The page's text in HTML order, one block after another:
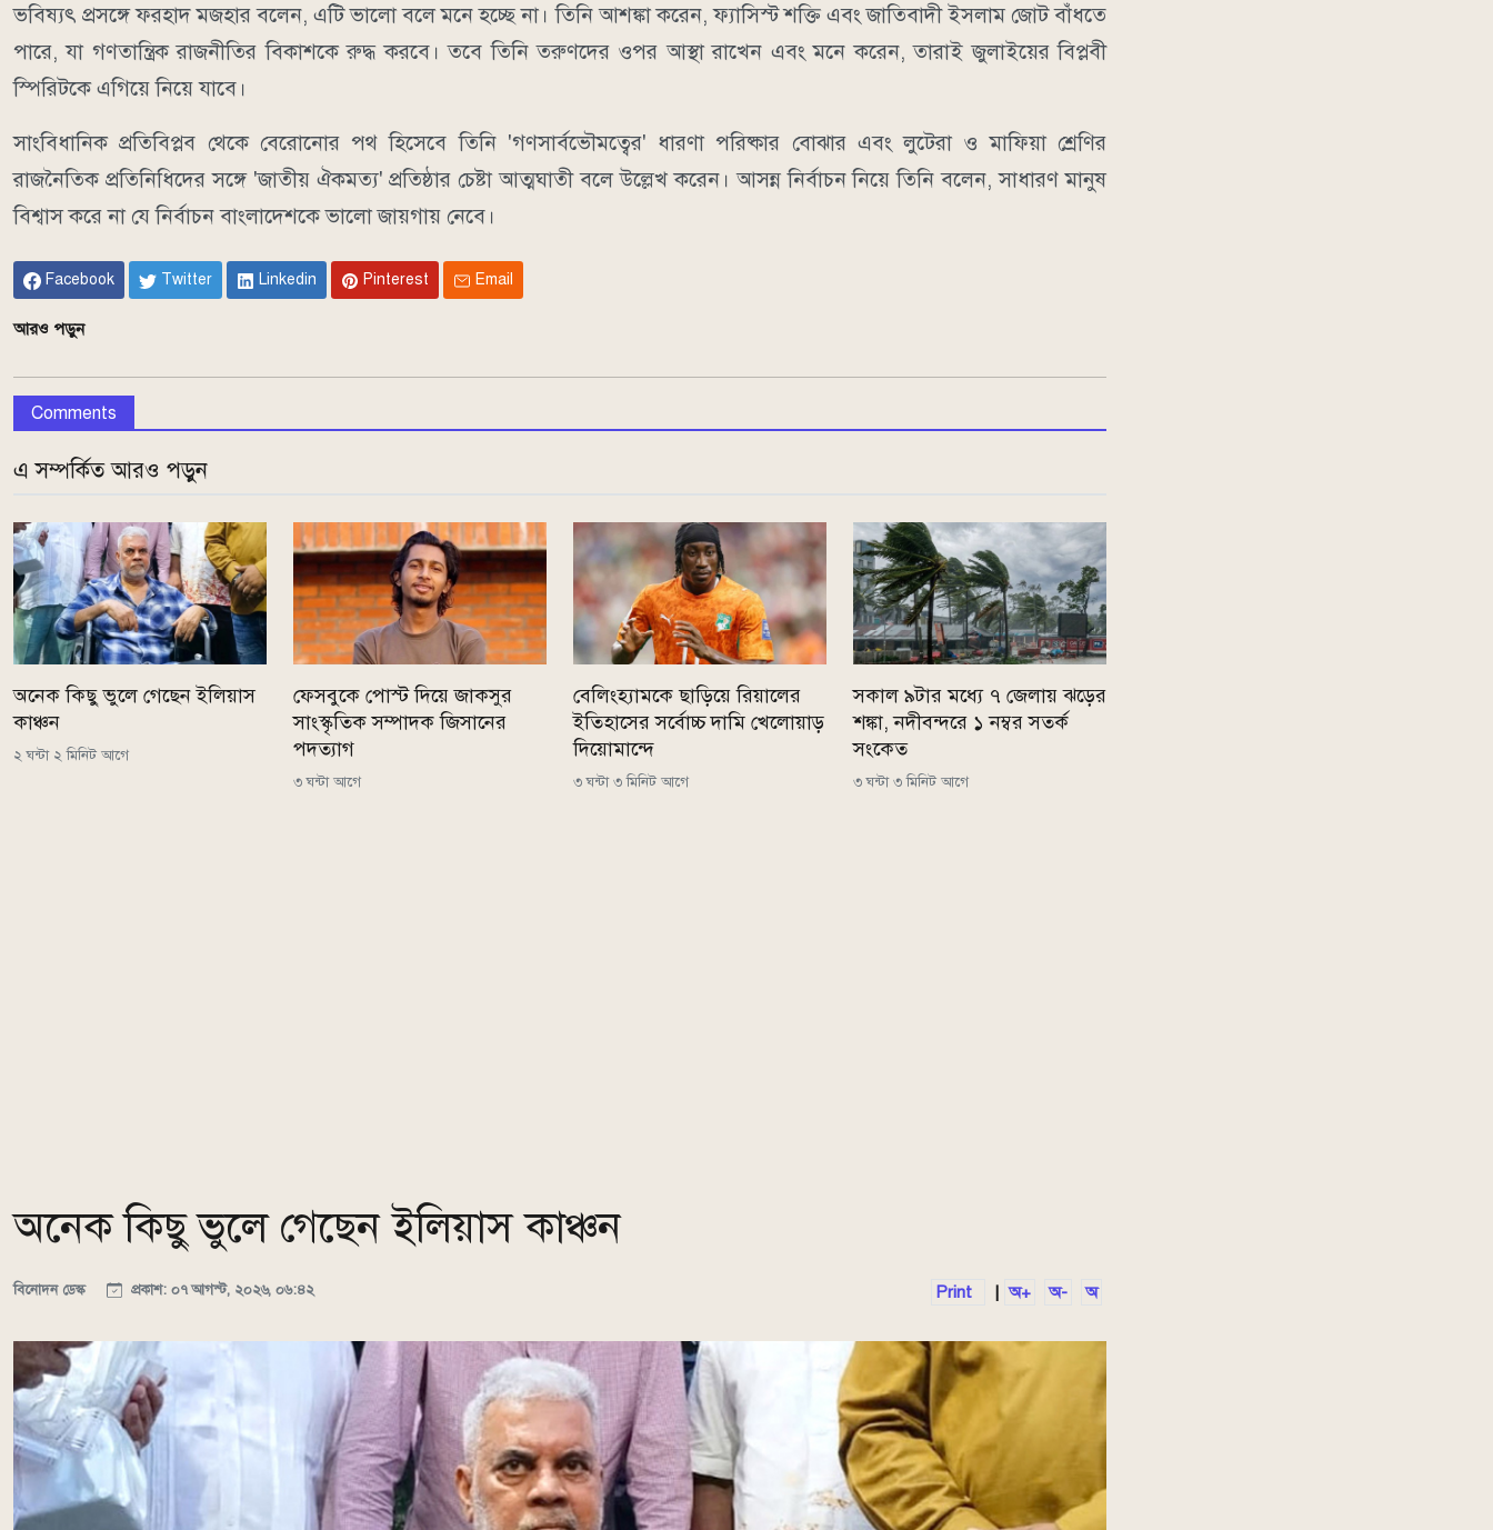
ভবিষ্যৎ প্রসঙ্গে ফরহাদ মজহার বলেন, এটি ভালো বলে মনে হচ্ছে না। তিনি আশঙ্কা করেন, ফ্যাসিস্ট শক্তি এবং জাতিবাদী ইসলাম জোট বাঁধতে
পারে, যা গণতান্ত্রিক রাজনীতির বিকাশকে রুদ্ধ করবে। তবে তিনি তরুণদের ওপর আস্থা রাখেন এবং মনে করেন, তারাই জুলাইয়ের বিপ্লবী
স্পিরিটকে এগিয়ে নিয়ে যাবে।
সাংবিধানিক প্রতিবিপ্লব থেকে বেরোনোর পথ হিসেবে তিনি 'গণসার্বভৌমত্বের' ধারণা পরিষ্কার বোঝার এবং লুটেরা ও মাফিয়া শ্রেণির
রাজনৈতিক প্রতিনিধিদের সঙ্গে 'জাতীয় ঐকমত্য' প্রতিষ্ঠার চেষ্টা আত্মঘাতী বলে উল্লেখ করেন। আসন্ন নির্বাচন নিয়ে তিনি বলেন, সাধারণ মানুষ
বিশ্বাস করে না যে নির্বাচন বাংলাদেশকে ভালো জায়গায় নেবে।
Facebook Twitter Linkedin Pinterest Email
আরও পড়ুন
Comments
এ সম্পর্কিত আরও পড়ুন
অনেক কিছু ভুলে গেছেন ইলিয়াস
কাঞ্চন
২ ঘন্টা ২ মিনিট আগে
ফেসবুকে পোস্ট দিয়ে জাকসুর
সাংস্কৃতিক সম্পাদক জিসানের
পদত্যাগ
৩ ঘন্টা আগে
বেলিংহ্যামকে ছাড়িয়ে রিয়ালের
ইতিহাসের সর্বোচ্চ দামি খেলোয়াড়
দিয়োমান্দে
৩ ঘন্টা ৩ মিনিট আগে
সকাল ৯টার মধ্যে ৭ জেলায় ঝড়ের
শঙ্কা, নদীবন্দরে ১ নম্বর সতর্ক
সংকেত
৩ ঘন্টা ৩ মিনিট আগে
অনেক কিছু ভুলে গেছেন ইলিয়াস কাঞ্চন
বিনোদন ডেস্ক প্রকাশ: ০৭ আগস্ট, ২০২৬, ০৬:৪২ Print | অ+ অ- অ